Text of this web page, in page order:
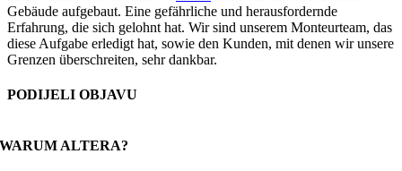
Gebäude aufgebaut. Eine gefährliche und herausfordernde
Erfahrung, die sich gelohnt hat. Wir sind unserem Monteurteam, das
diese Aufgabe erledigt hat, sowie den Kunden, mit denen wir unsere
Grenzen überschreiten, sehr dankbar.
PODIJELI OBJAVU
WARUM ALTERA?